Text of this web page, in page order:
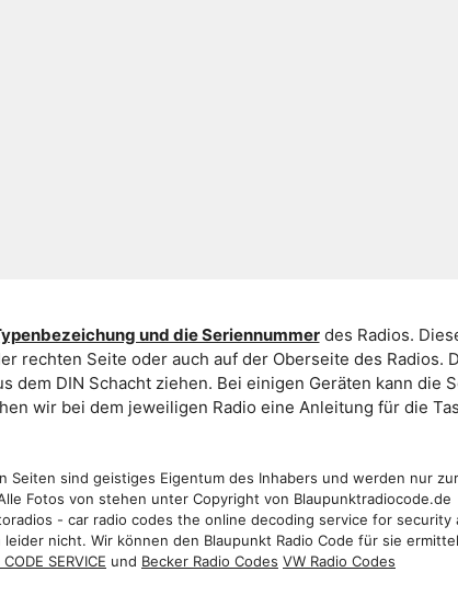
und die Seriennummerdes Radios.
rechten Seite oder auch auf der Oberseite des Radios.
dem DIN Schacht ziehen. Bei einigen Geräten kann die
wir bei dem jeweiligen Radio eine Anleitung für die
sind geistiges Eigentum des Inhabers und werden nur
Fotos von stehen unter Copyright von Blaupunktradiocode.de
- car radio codes the online decoding service for
nicht. Wir können den Blaupunkt Radio Code für sie
CODE SERVICE und Becker Radio Codes VW Radio Codes